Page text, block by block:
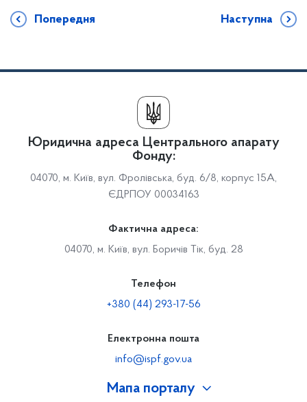
Попередня Наступна
Мапа порталу
Юридична адреса Центрального апарату
Фонду:
04070, м. Київ, вул. Фролівська, буд. 6/8, корпус 15А,
ЄДРПОУ 00034163
Фактична адреса:
04070, м. Київ, вул. Боричів Тік, буд. 28
Телефон
+380 (44) 293-17-56
Електронна пошта
info@ispf.gov.ua